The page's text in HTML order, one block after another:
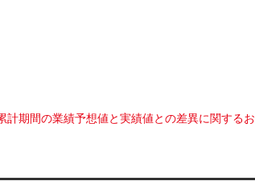
期間の業績予想値と実績値との差異に関するお